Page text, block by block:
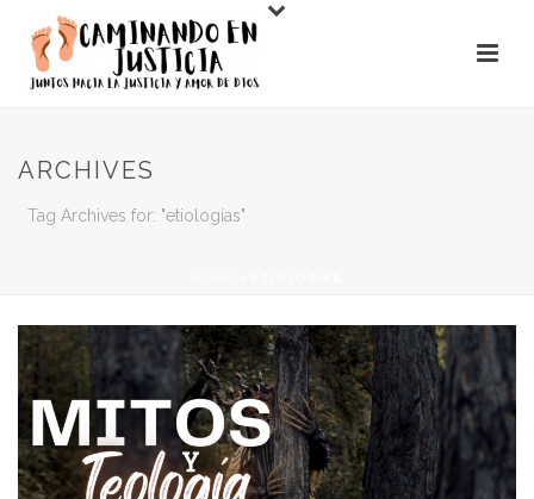
ARCHIVES
Tag Archives for: "etiologías"